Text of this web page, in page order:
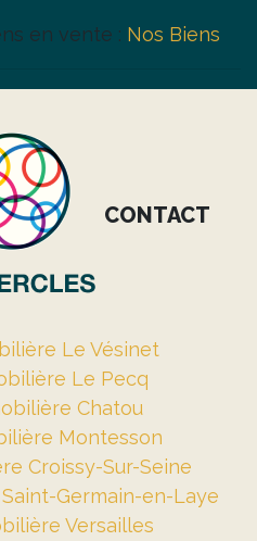
en vente : Nos Biens
CONTACT
Le Vésinet
Le Pecq
Chatou
Montesson
Croissy-Sur-Seine
Germain-en-Laye
Versailles